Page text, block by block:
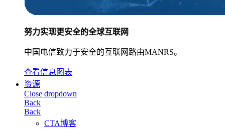
努力实现更安全的全球互联网
中国电信致力于安全的互联网路由MANRS。
查看信息图表
资源
Close dropdown
Back
Back
CTA博客